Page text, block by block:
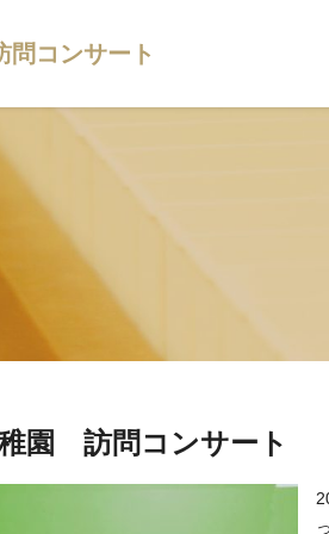
問コンサート
園 訪問コンサート